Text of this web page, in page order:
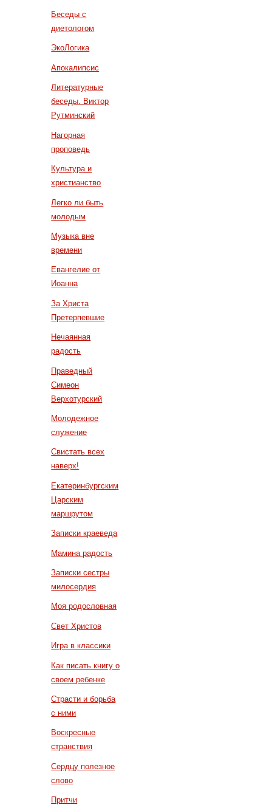
Беседы с
диетологом
ЭкоЛогика
Апокалипсис
Литературные
беседы. Виктор
Рутминский
Нагорная
проповедь
Культура и
христианство
Легко ли быть
молодым
Музыка вне
времени
Евангелие от
Иоанна
За Христа
Претерпевшие
Нечаянная
радость
Праведный
Симеон
Верхотурский
Молодежное
служение
Свистать всех
наверх!
Екатеринбургским
Царским
маршрутом
Записки краеведа
Мамина радость
Записки сестры
милосердия
Моя родословная
Свет Христов
Игра в классики
Как писать книгу о
своем ребенке
Страсти и борьба
с ними
Воскресные
странствия
Сердцу полезное
слово
Притчи